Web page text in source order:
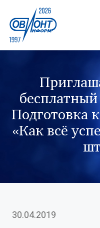
бесплатный
Подготовка
«Как всё
30.04.2019